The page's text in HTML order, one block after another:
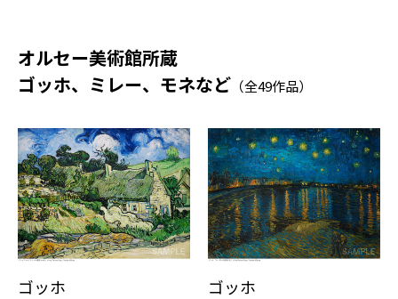
オルセー美術館所蔵
ゴッホ、ミレー、モネなど
全49作品
ゴッホ ゴッホ